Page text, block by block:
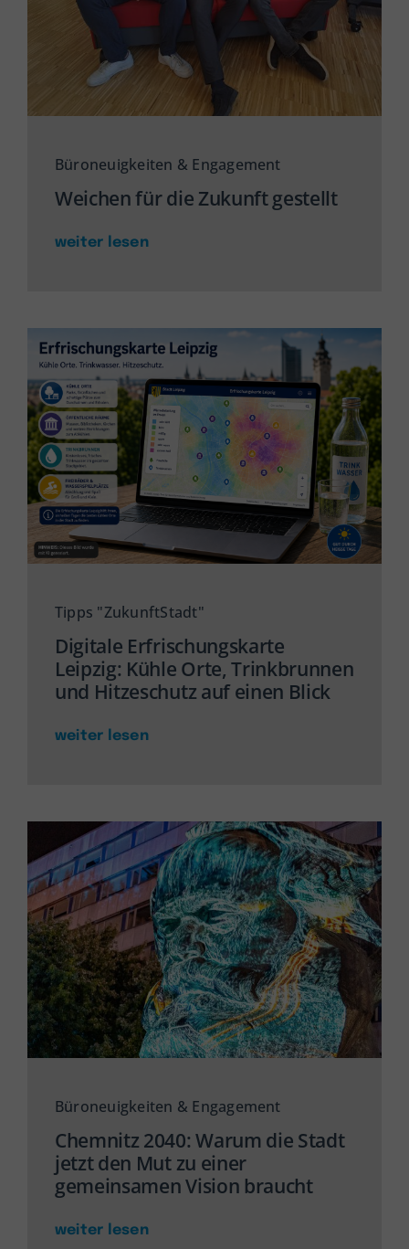
Büroneuigkeiten & Engagement
Weichen für die Zukunft gestellt
weiter lesen
Tipps "ZukunftStadt"
Digitale Erfrischungskarte
Leipzig: Kühle Orte, Trinkbrunnen
und Hitzeschutz auf einen Blick
weiter lesen
Büroneuigkeiten & Engagement
Chemnitz 2040: Warum die Stadt
jetzt den Mut zu einer
gemeinsamen Vision braucht
weiter lesen